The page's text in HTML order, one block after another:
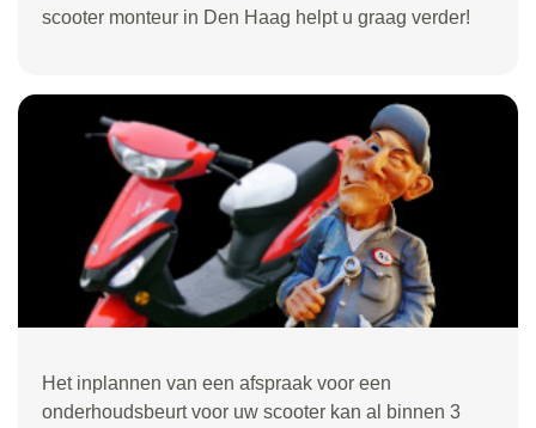
scooter monteur in Den Haag helpt u graag verder!
Het inplannen van een afspraak voor een
onderhoudsbeurt voor uw scooter kan al binnen 3